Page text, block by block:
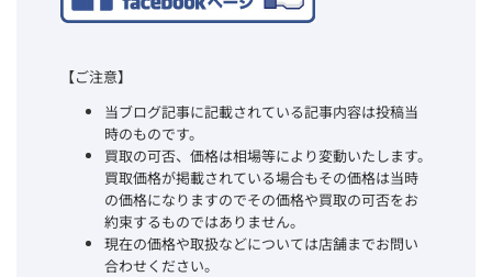
【ご注意】
当ブログ記事に記載されている記事内容は投稿当
時のものです。
買取の可否、価格は相場等により変動いたします。
買取価格が掲載されている場合もその価格は当時
の価格になりますのでその価格や買取の可否をお
約束するものではありません。
現在の価格や取扱などについては店舗までお問い
合わせください。